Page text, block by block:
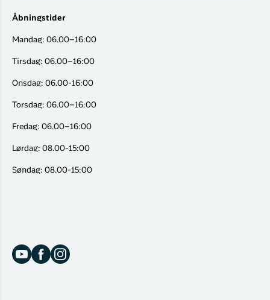
Åbningstider
Mandag: 06.00–16:00
Tirsdag: 06.00–16:00
Onsdag: 06.00-16:00
Torsdag: 06.00–16:00
Fredag: 06.00–16:00
Lørdag: 08.00-15:00
Søndag: 08.00-15:00